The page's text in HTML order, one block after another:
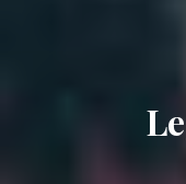
Le